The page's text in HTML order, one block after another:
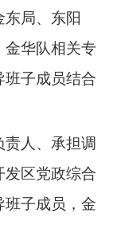
东局、东阳
金华队相关专
班子成员结合
人、 承担调
发区党政综合
班子成员 ，金